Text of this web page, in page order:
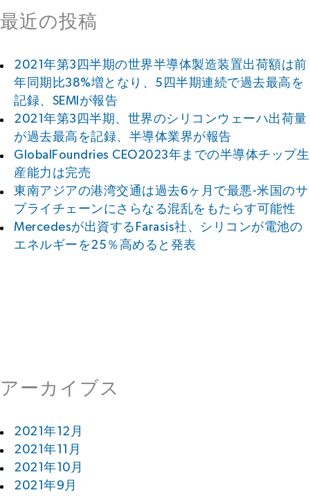
最近の投稿
2021年第3四半期の世界半導体製造装置出荷額は前
年同期比38%増となり、5四半期連続で過去最高を
記録、SEMIが報告
2021年第3四半期、世界のシリコンウェーハ出荷量
が過去最高を記録、半導体業界が報告
GlobalFoundries CEO2023年までの半導体チップ生
産能力は完売
東南アジアの港湾交通は過去6ヶ月で最悪-米国のサ
プライチェーンにさらなる混乱をもたらす可能性
Mercedesが出資するFarasis社、シリコンが電池の
エネルギーを25％高めると発表
アーカイブス
2021年12月
2021年11月
2021年10月
2021年9月